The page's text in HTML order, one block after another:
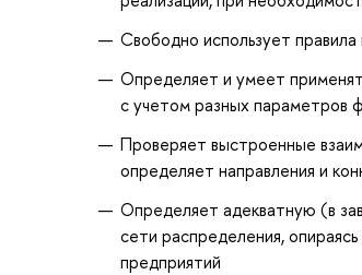
Свободно использует
Определяет и умеет
с учетом разных параметров
Проверяет выстроенные
определяет направления и
Определяет адекватную (в
сети распределения,
предприятий